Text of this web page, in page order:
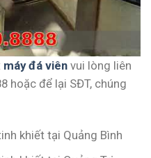
máy đá viên vui lòng liên
hoặc để lại SĐT, chúng
khiết tại Quảng Bình